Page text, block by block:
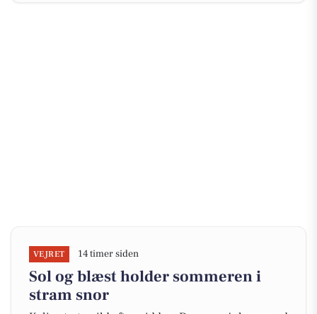
VEJRET 14 timer siden
Sol og blæst holder sommeren i
stram snor